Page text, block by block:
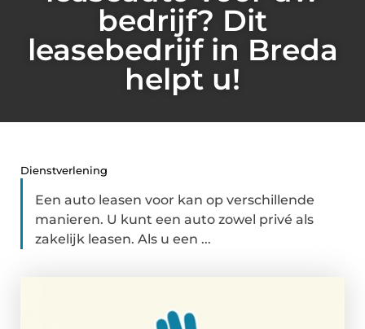
bedrijf? Dit
leasebedrijf in Breda
helpt u!
Dienstverlening
Een auto leasen voor kan op verschillende
manieren. U kunt een auto zowel privé als
zakelijk leasen. Als u een ...